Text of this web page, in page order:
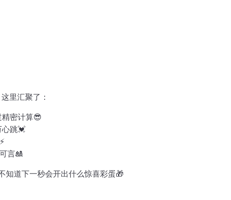
里汇聚了：
精密计算😎
跳💓
言🎎
知道下一秒会开出什么惊喜彩蛋🎁